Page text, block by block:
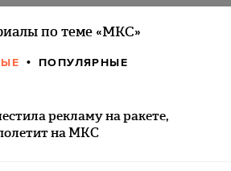
по теме «МКС»
ПОПУЛЯРНЫЕ
рекламу на ракете,
на МКС